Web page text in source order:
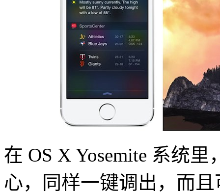
在 OS X Yosemite 系统
心，同样一键调出，而且